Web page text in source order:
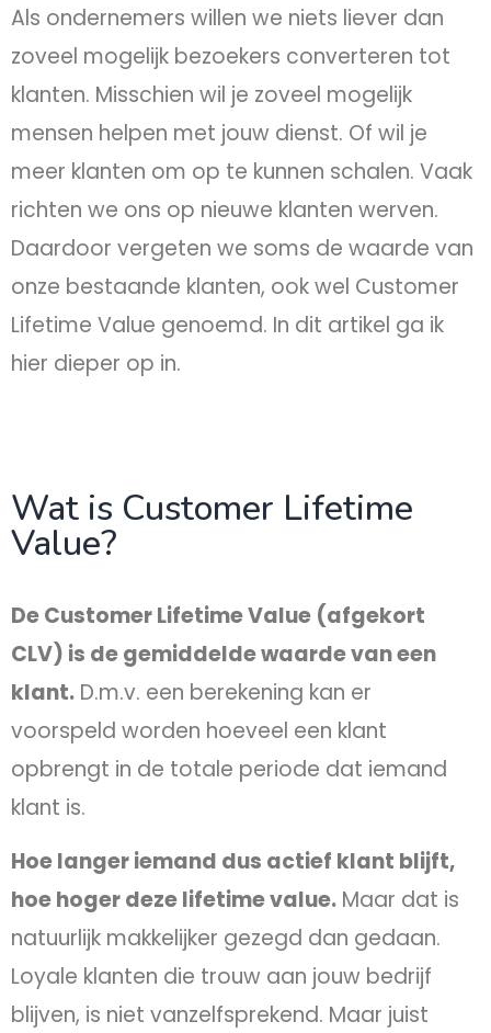
Als ondernemers willen we niets liever dan
zoveel mogelijk bezoekers converteren tot
klanten. Misschien wil je zoveel mogelijk
mensen helpen met jouw dienst. Of wil je
meer klanten om op te kunnen schalen. Vaak
richten we ons op nieuwe klanten werven.
Daardoor vergeten we soms de waarde van
onze bestaande klanten, ook wel Customer
Lifetime Value genoemd. In dit artikel ga ik
hier dieper op in.
Wat is Customer Lifetime
Value?
De Customer Lifetime Value (afgekort
CLV) is de gemiddelde waarde van een
klant. D.m.v. een berekening kan er
voorspeld worden hoeveel een klant
opbrengt in de totale periode dat iemand
klant is.
Hoe langer iemand dus actief klant blijft,
hoe hoger deze lifetime value. Maar dat is
natuurlijk makkelijker gezegd dan gedaan.
Loyale klanten die trouw aan jouw bedrijf
blijven, is niet vanzelfsprekend. Maar juist